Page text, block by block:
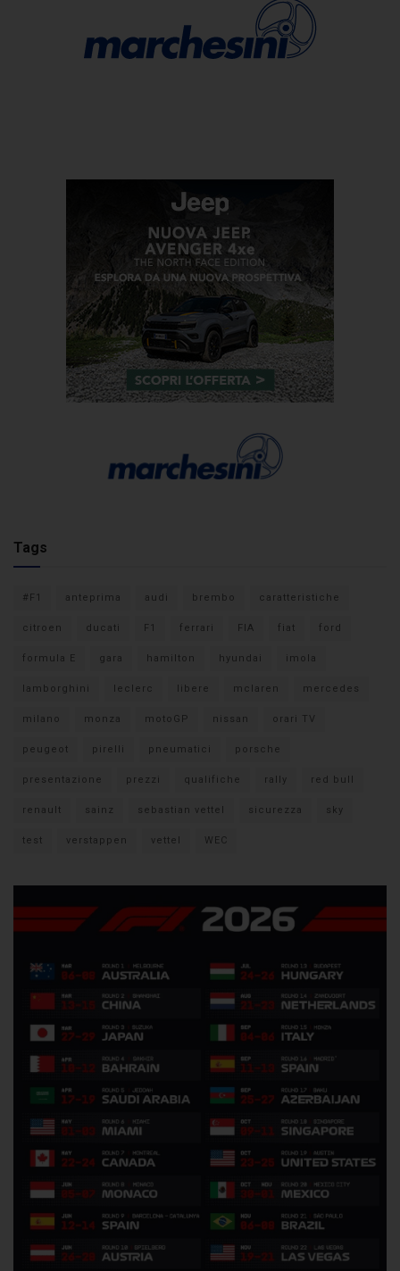
Tags
#F1 anteprima audi brembo caratteristiche
citroen ducati F1 ferrari FIA fiat ford
formula E gara hamilton hyundai imola
lamborghini leclerc libere mclaren mercedes
milano monza motoGP nissan orari TV
peugeot pirelli pneumatici porsche
presentazione prezzi qualifiche rally red bull
renault sainz sebastian vettel sicurezza sky
test verstappen vettel WEC